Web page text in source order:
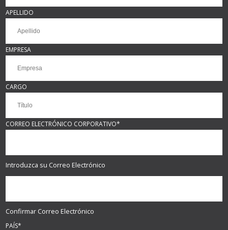
APELLIDO
EMPRESA
CARGO
CORREO ELECTRÓNICO CORPORATIVO*
Introduzca su Correo Electrónico
Confirmar Correo Electrónico
PAÍS*